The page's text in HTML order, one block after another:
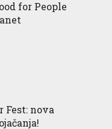
for People
Fest: nova